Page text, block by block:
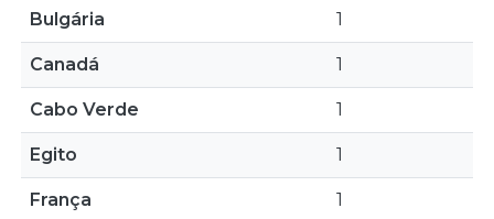
Bulgária 1
Canadá 1
Cabo Verde 1
Egito 1
França 1